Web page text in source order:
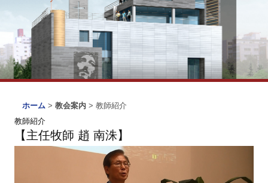
ホーム > 教会案内 > 教師紹介
教師紹介
【主任牧師 趙 南洙】